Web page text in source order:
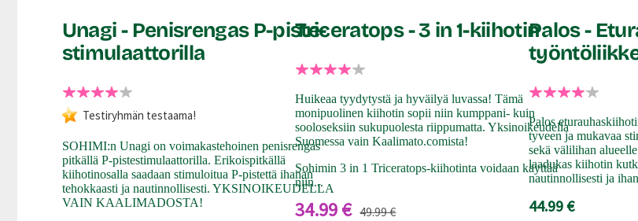
Unagi - Penisrengas P-piste-
stimulaattorilla
Testiryhmän testaama!
SOHIMI:n Unagi on voimakastehoinen penisrengas
pitkällä P-pistestimulaattorilla. Erikoispitkällä
kiihotinosalla saadaan stimuloitua P-pistettä ihanan
tehokkaasti ja nautinnollisesti. YKSINOIKEUDELLA
VAIN KAALIMADOSTA!
Triceratops - 3 in 1-kiihotin
Huikeaa tyydytystä ja hyväilyä luvassa! Tämä
monipuolinen kiihotin sopii niin kumppani- kuin
sooloseksiin sukupuolesta riippumatta. Yksinoikeudella
Suomessa vain Kaalimato.comista!
Sohimin 3 in 1 Triceratops-kiihotinta voidaan käyttää
niin...
34.99 € 49.99 €
Palos -
Palos
tyveen ja mukavaa
sekä välilihan
laadukas kiihotin
nautinnollisesti ja
44.99 €